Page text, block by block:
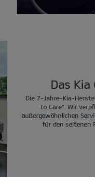
Das
Die 7-Jahre-Kia-
to Care“. Wir
außergewöhnlichen
für den seltenen